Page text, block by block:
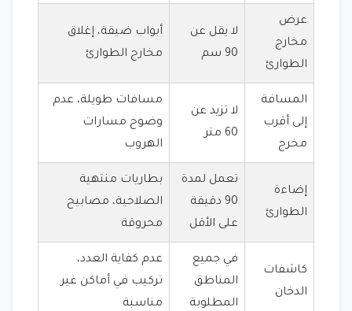
عرض
مخارج
الطوارئ
لا يقل عن
90 سم
أبواب ضيقة، إغلاق
مخارج الطوارئ
المسافة
إلى أقرب
مخرج
لا تزيد عن
60 متر
مسافات طويلة، عدم
وضوح مسارات
الهروب
إضاءة
الطوارئ
تعمل لمدة
90 دقيقة
على الأقل
بطاريات منتهية
الصلاحية، مصابيح
محروقة
كاشفات
الدخان
في جميع
المناطق
المطلوبة
عدم كفاية العدد،
تركيب في أماكن غير
مناسبة